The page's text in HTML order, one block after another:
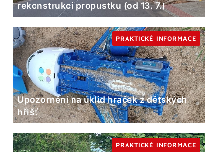
rekonstrukci propustku (od 13. 7.)
Upozornění na úklid hraček z dětských
hřišť
PRAKTICKÉ INFORMACE
PRAKTICKÉ INFORMACE